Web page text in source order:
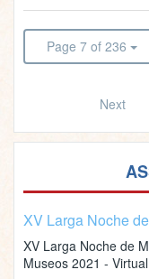
Page 7 of 236
Next
XV Larga Noche
XV Larga Noche de
Museos 2021 - Virtual